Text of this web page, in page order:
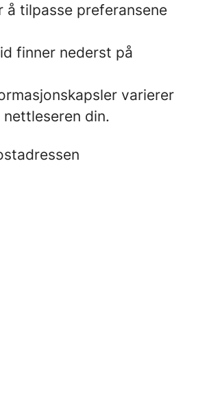
å tilpasse preferansene
finner nederst på
varierer
din.